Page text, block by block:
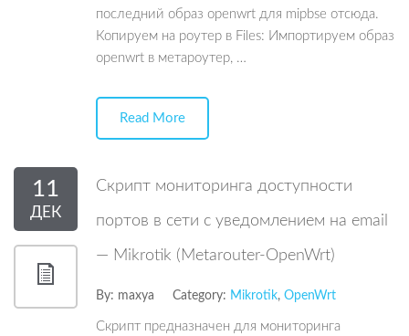
последний образ openwrt для mipbse отсюда.
Копируем на роутер в Files: Импортируем образ
openwrt в метароутер, …
Read More
11
ДЕК
Скрипт мониторинга доступности
портов в сети с уведомлением на email
— Mikrotik (Metarouter-OpenWrt)
By: maxya Category: Mikrotik, OpenWrt
Скрипт предназначен для мониторинга